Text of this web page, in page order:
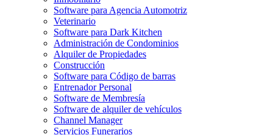
Software para Agencia Automotriz
Veterinario
Software para Dark Kitchen
Administración de Condominios
Alquiler de Propiedades
Construcción
Software para Código de barras
Entrenador Personal
Software de Membresía
Software de alquiler de vehículos
Channel Manager
Servicios Funerarios